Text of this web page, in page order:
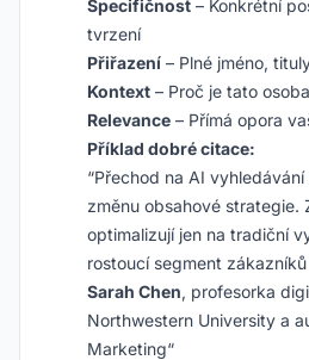
Specifičnost – Konkrétní
tvrzení
Přiřazení – Plné jméno,
Kontext – Proč je tato
Relevance – Přímá opora
Příklad dobré citace:
“Přechod na AI
změnu obsahové strategie.
optimalizují jen na tradiční
rostoucí segment
Sarah Chen, profesorka
Northwestern University a
Marketing“